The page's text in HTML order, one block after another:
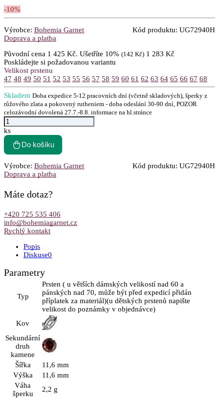
-10%
Výrobce: Bohemia Garnet Kód produktu: UG72940H
Doprava a platba
Původní cena 1 425 Kč. Ušetříte 10% (142 Kč) 1 283 Kč
Poskládejte si požadovanou variantu
Velikost prstenu
47 48 49 50 51 52 53 55 56 57 58 59 60 61 62 63 64 65 66 67 68
Skladem Doba expedice 5-12 pracovních dní (včetně skladových), šperky z
růžového zlata a pokovený rutheniem - doba odeslání 30-90 dní, POZOR
celozávodní dovolená 27.7.-8.8. informace na hl.stránce
ks
Do košíku
Výrobce: Bohemia Garnet Kód produktu: UG72940H
Doprava a platba
Máte dotaz?
+420 725 535 406
info@bohemiagarnet.cz
Rychlý kontakt
Popis
Diskuse0
Parametry
Typ
Prsten ( u větších dámských velikostí nad 60 a
pánských nad 70, může být před expedicí přidán
příplatek za materiál)(u dětských prstenů napište
velikost do poznámky v objednávce)
Kov
Sekundární
druh
kamene
Šířka
11,6 mm
Výška
11,6 mm
Váha
šperku
2,2 g